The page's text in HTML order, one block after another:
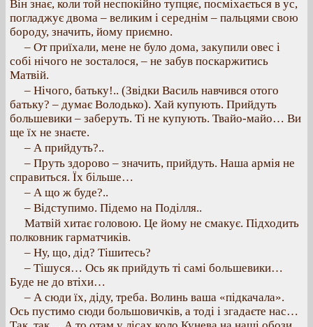
Він знає, коли той неспокійно тупцяє, посміхається в ус,
погладжує двома – великим і середнім – пальцями свою
бороду, значить, йому приємно.
– От приїхали, мене не було дома, закупили овес і
собі нічого не зосталося, – не забув поскаржитись
Матвій.
– Нічого, батьку!.. (Звідки Василь навчився отого
батьку? – думає Володько). Хай купують. Прийдуть
большевики – заберуть. Ті не купують. Твайо-майо… Ви
ще їх не знаєте.
– А прийдуть?..
– Пруть здорово – значить, прийдуть. Наша армія не
справиться. Їх більше…
– А що ж буде?..
– Відступимо. Підемо на Поділля..
Матвій хитає головою. Це йому не смакує. Підходить
полковник гарматчиків.
– Ну, що, дід? Тішитесь?
– Тішуся… Ось як прийдуть ті самі большевики…
Буде не до втіхи…
– А сюди їх, діду, треба. Волинь ваша «підкачала».
Ось пустимо сюди большовичків, а тоді і згадаєте нас…